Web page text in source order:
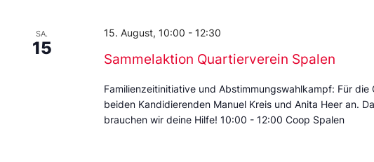
SA.
15
Sammelaktion Quartierverein Spalen
15. August, 10:00 - 12:30
Familienzeitinitiative und Abstimmungswahlkampf: Für die
beiden Kandidierenden Manuel Kreis und Anita Heer an.
brauchen wir deine Hilfe! 10:00 - 12:00 Coop Spalen